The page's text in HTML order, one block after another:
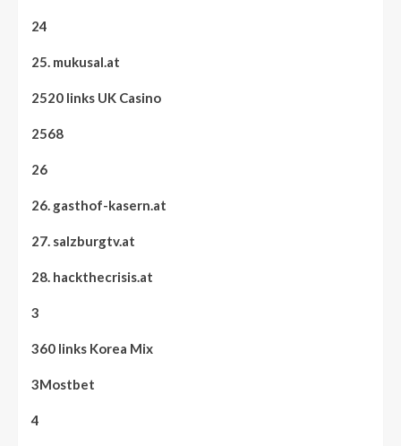
24
25. mukusal.at
2520 links UK Casino
2568
26
26. gasthof-kasern.at
27. salzburgtv.at
28. hackthecrisis.at
3
360 links Korea Mix
3Mostbet
4